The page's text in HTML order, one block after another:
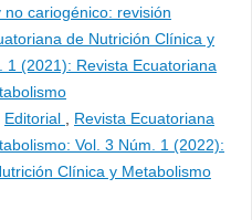
cariogénico: revisión
de Nutrición Clínica y
1 (2021): Revista Ecuatoriana
Editorial , Revista Ecuatoriana
Vol. 3 Núm. 1 (2022):
Clínica y Metabolismo